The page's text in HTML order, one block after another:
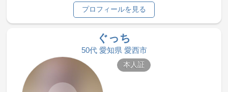
プロフィールを見る
ぐっち
50代 愛知県 愛西市
本人証